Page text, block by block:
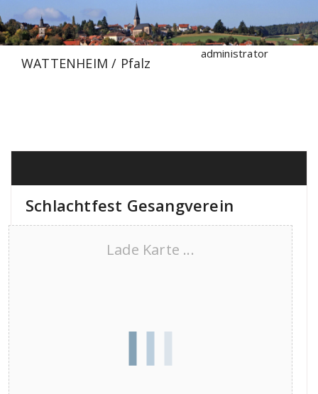
Inhalt
springen
WATTENHEIM / Pfalz
administrator
Schlachtfest Gesangverein
Lade Karte ...